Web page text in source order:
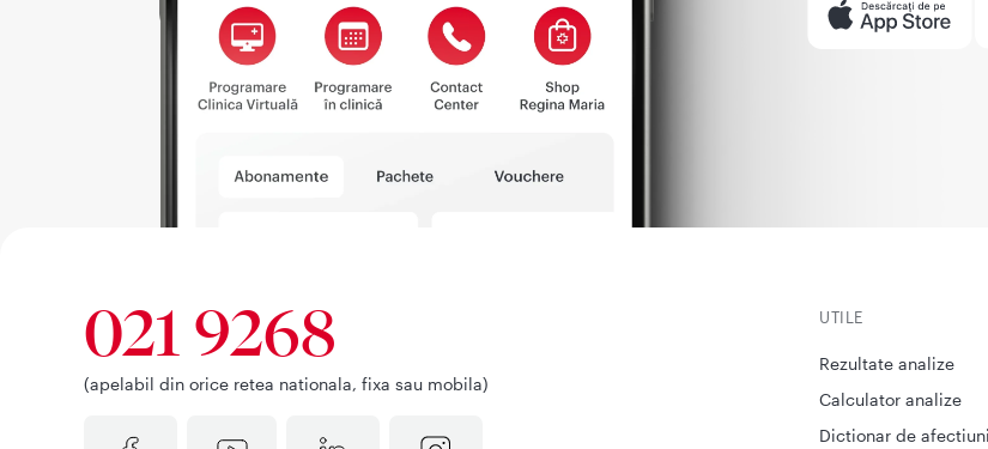
021 9268
(apelabil din orice retea nationala, fixa sau mobila)
UTILE
Rezultate analize
Calculator analize
Dictionar de afectiuni